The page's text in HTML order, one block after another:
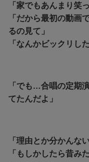
「家でもあんまり笑
「だから最初の動画
るの見て」
「なんかビックリした
「でも…合唱の定期
てたんだよ」
「理由とか分かんな
「もしかしたら昔み